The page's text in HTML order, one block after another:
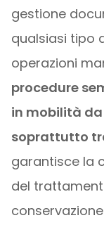
gestione
qualsiasi tipo
operazioni
procedure
in mobilità
soprattutto
garantisce la
del